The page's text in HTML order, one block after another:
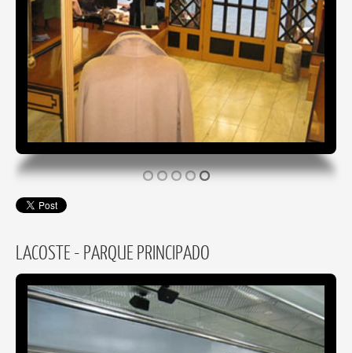
LACOSTE - PARQUE PRINCIPADO